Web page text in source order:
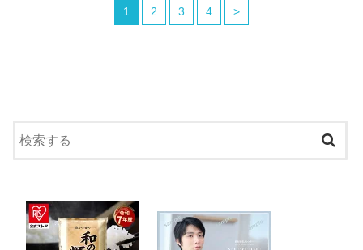
1 2 3 4 >